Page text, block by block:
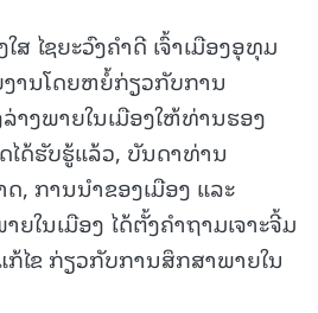
ໄຊຍະວົງຄໍາດີ ເຈົ້າເມືອງອຸທຸມ
ານໂດຍຫຍໍ້ກ່ຽວກັບການ
ງພາຍໃນເມືອງໃຫ້ທ່ານຮອງ
ດ້ຮັບຮູ້ແລ້ວ, ບັນດາທ່ານ
, ການນໍາຂອງເມືອງ ແລະ
ໃນເມືອງ ໄດ້ຕັ້ງຄໍາຖາມເຈາະຈີ້ມ
ໄຂ ກ່ຽວກັບການສຶກສາພາຍໃນ